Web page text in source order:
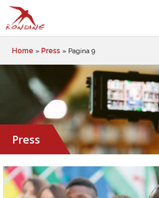
Home » Press » Pagina 9
Press